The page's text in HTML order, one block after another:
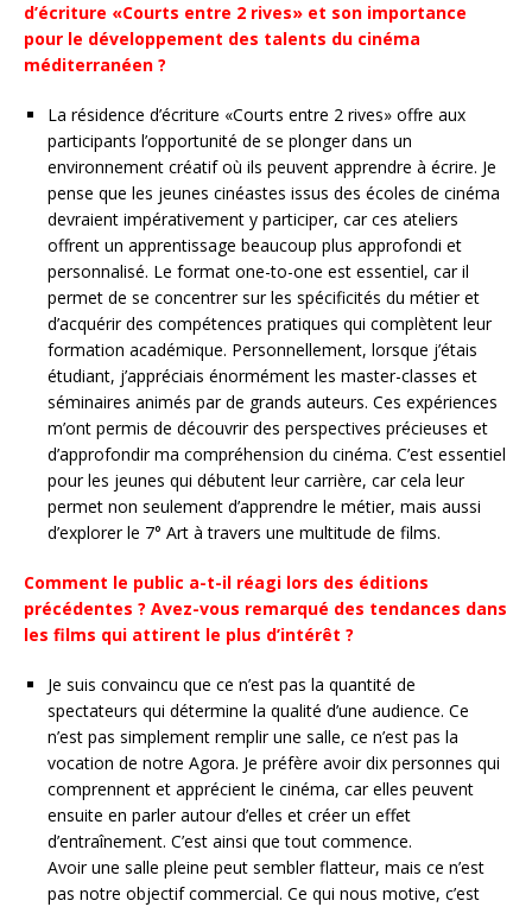
d’écriture «Courts entre 2 rives» et son importance
pour le développement des talents du cinéma
méditerranéen ?
La résidence d’écriture «Courts entre 2 rives» offre aux
participants l’opportunité de se plonger dans un
environnement créatif où ils peuvent apprendre à écrire. Je
pense que les jeunes cinéastes issus des écoles de cinéma
devraient impérativement y participer, car ces ateliers
offrent un apprentissage beaucoup plus approfondi et
personnalisé. Le format one-to-one est essentiel, car il
permet de se concentrer sur les spécificités du métier et
d’acquérir des compétences pratiques qui complètent leur
formation académique. Personnellement, lorsque j’étais
étudiant, j’appréciais énormément les master-classes et
séminaires animés par de grands auteurs. Ces expériences
m’ont permis de découvrir des perspectives précieuses et
d’approfondir ma compréhension du cinéma. C’est essentiel
pour les jeunes qui débutent leur carrière, car cela leur
permet non seulement d’apprendre le métier, mais aussi
d’explorer le 7° Art à travers une multitude de films.
Comment le public a-t-il réagi lors des éditions
précédentes ? Avez-vous remarqué des tendances dans
les films qui attirent le plus d’intérêt ?
Je suis convaincu que ce n’est pas la quantité de
spectateurs qui détermine la qualité d’une audience. Ce
n’est pas simplement remplir une salle, ce n’est pas la
vocation de notre Agora. Je préfère avoir dix personnes qui
comprennent et apprécient le cinéma, car elles peuvent
ensuite en parler autour d’elles et créer un effet
d’entraînement. C’est ainsi que tout commence.
Avoir une salle pleine peut sembler flatteur, mais ce n’est
pas notre objectif commercial. Ce qui nous motive, c’est